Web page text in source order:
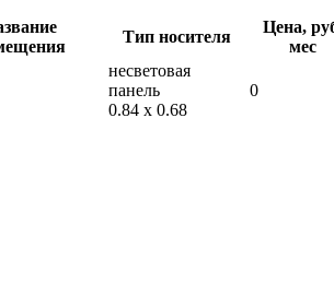
Тип носителя
Цена,
мес
несветовая
панель
0.84 x 0.68
0